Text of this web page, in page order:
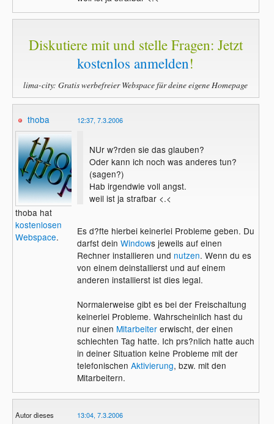
Diskutiere mit und stelle Fragen: Jetzt
kostenlos anmelden!
lima-city: Gratis werbefreier Webspace für deine eigene Homepage
thoba
thoba hat
kostenlosen
Webspace.
12:37, 7.3.2006
NUr w?rden sie das glauben?
Oder kann ich noch was anderes tun?
(sagen?)
Hab irgendwie voll angst.
weil ist ja strafbar <.<
Es d?fte hierbei keinerlei Probleme geben. Du
darfst dein Windows jeweils auf einen
Rechner installieren und nutzen. Wenn du es
von einem deinstallierst und auf einem
anderen installierst ist dies legal.
Normalerweise gibt es bei der Freischaltung
keinerlei Probleme. Wahrscheinlich hast du
nur einen Mitarbeitererwischt, der einen
schlechten Tag hatte. Ich prs?nlich hatte auch
in deiner Situation keine Probleme mit der
telefonischen Aktivierung, bzw. mit den
Mitarbeitern.
Autor dieses
13:04, 7.3.2006